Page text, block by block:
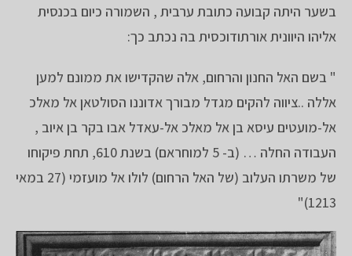
בשער היתה קבועה כתובת ערבית , השמורה כיום בכנסית
אליהו היוונית אורתודוכסית בה נכתב כך:
" בשם האל החנון והרחום, אלה שהקדישו את ממונם למען
אללה ..ציווה להקים מגדל מבורך אדוננו הסולטאן אל מאלכ
אל-מועטים עיסא בן אל מאלכ אל-עאדל אבו בקר בן איוב ,
העבודה החלה … (ב- 5 למוחראם) בשנת 610, תחת פיקוחו
של משרתו העלוב (של האל הרחום) לולו אל מועזמי (27 במאי
1213)"